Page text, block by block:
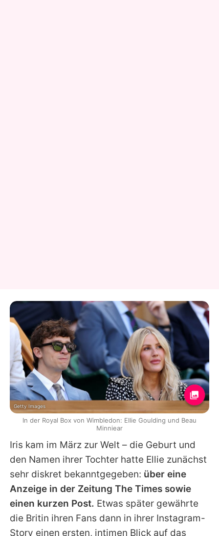
Iris kam im März zur Welt – die Geburt und
den Namen ihrer Tochter hatte Ellie zunächst
sehr diskret bekanntgegeben: über eine
Anzeige in der Zeitung The Times sowie
einen kurzen Post. Etwas später gewährte
die Britin ihren Fans dann in ihrer Instagram-
Story einen ersten, intimen Blick auf das
Getty Images
In der Royal Box von Wimbledon: Ellie Goulding und Beau
Minniear